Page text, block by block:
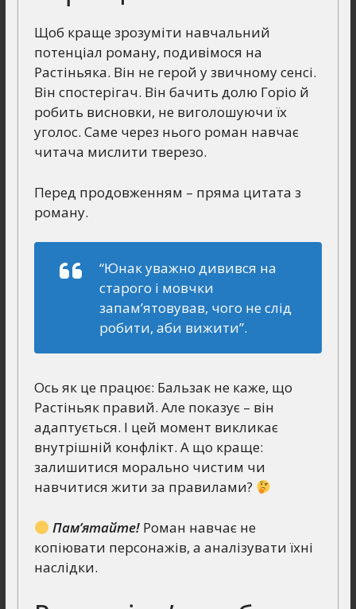
Щоб краще зрозуміти навчальний
потенціал роману, подивімося на
Растіньяка. Він не герой у звичному сенсі.
Він спостерігач. Він бачить долю Горіо й
робить висновки, не виголошуючи їх
уголос. Саме через нього роман навчає
читача мислити тверезо.
Перед продовженням – пряма цитата з
роману.
“Юнак уважно дивився на
старого і мовчки
запам’ятовував, чого не слід
робити, аби вижити”.
Ось як це працює: Бальзак не каже, що
Растіньяк правий. Але показує – він
адаптується. І цей момент викликає
внутрішній конфлікт. А що краще:
залишитися морально чистим чи
навчитися жити за правилами?
Пам’ятайте! Роман навчає не
копіювати персонажів, а аналізувати їхні
наслідки.